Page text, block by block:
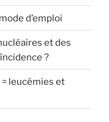
d’emploi
et des
?
leucémies et